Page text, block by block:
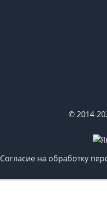
© 2014-
Согласие на обработку